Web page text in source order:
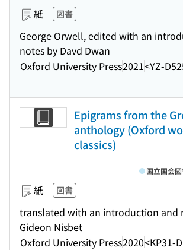
紙 図書
George Orwell, edited with an
notes by Davd Dwan
Oxford University Press2021<YZ-
Epigrams from the
anthology (Oxford
classics)
紙 図書
translated with an introduction and
Gideon Nisbet
Oxford University Press2020<KP31-
国立国会